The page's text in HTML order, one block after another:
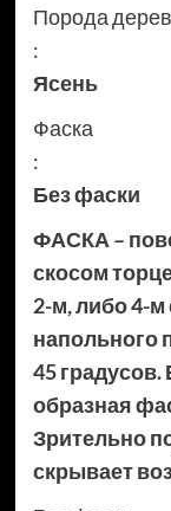
Порода
:
Ясень
Фаска
:
Без фаски
ФАСКА –
скосом
2-м, либо 4-
напольного
45
образная
Зрительно
скрывает